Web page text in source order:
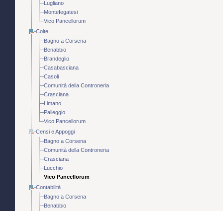
Lugliano
Montefegatesi
Vico Pancellorum
Colte
Bagno a Corsena
Benabbio
Brandeglio
Casabasciana
Casoli
Comunità della Controneria
Crasciana
Limano
Palleggio
Vico Pancellorum
Censi e Appoggi
Bagno a Corsena
Comunità della Controneria
Crasciana
Lucchio
Vico Pancellorum
Contabilità
Bagno a Corsena
Benabbio